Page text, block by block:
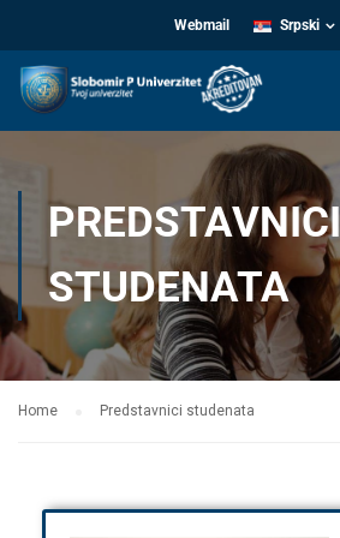
Srpski
Webmail
PREDSTAVNICI
STUDENATA
Home Predstavnici studenata